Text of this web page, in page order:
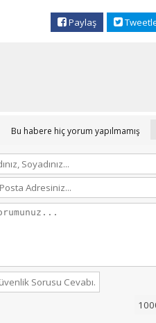
Paylaş
Bu habere hiç yorum yapılmamış